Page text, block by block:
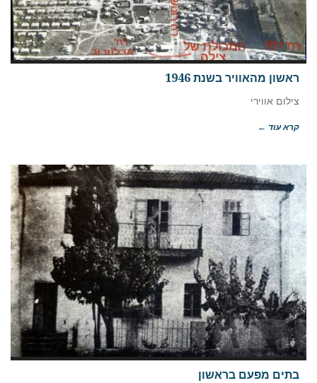
ראשון מהאוויר בשנת 1946
צילום אווירי
קרא עוד ←
בתים מפעם בראשון